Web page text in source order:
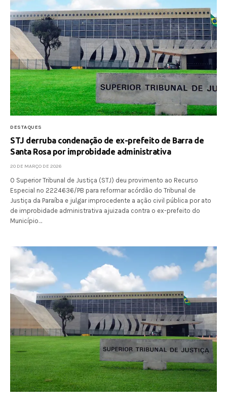
DESTAQUES
STJ derruba condenação de ex-prefeito de Barra de
Santa Rosa por improbidade administrativa
20 DE MARÇO DE 2026
O Superior Tribunal de Justiça (STJ) deu provimento ao Recurso
Especial nº 2224636/PB para reformar acórdão do Tribunal de
Justiça da Paraíba e julgar improcedente a ação civil pública por ato
de improbidade administrativa ajuizada contra o ex-prefeito do
Município…